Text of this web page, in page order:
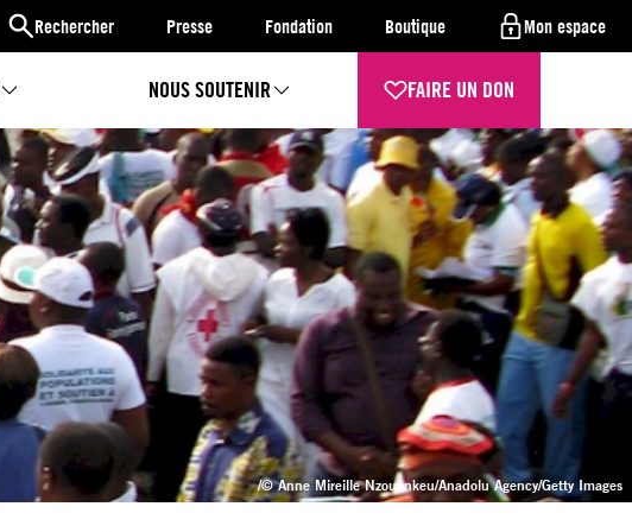
Rechercher Presse Fondation Boutique Mon espace
NOUS SOUTENIR FAIRE UN DON
/© Anne Mireille Nzouankeu/Anadolu Agency/Getty Images